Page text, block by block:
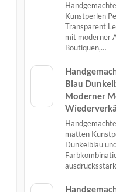
Kunstperlen
Transparent
mit moderner
Boutiquen,…
Blau
Moderner
matten
Dunkelblau